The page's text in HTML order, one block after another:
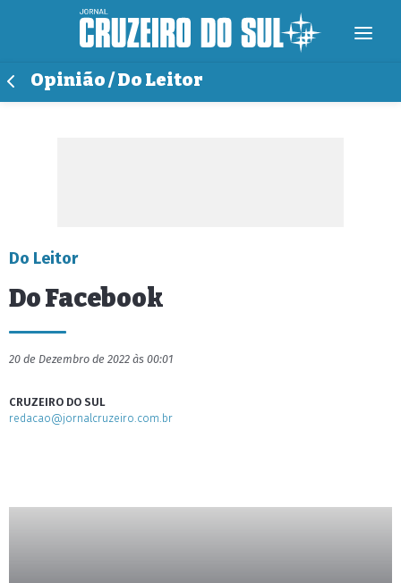
Opinião / Do Leitor
Do Leitor
Do Facebook
20 de Dezembro de 2022 às 00:01
CRUZEIRO DO SUL
redacao@jornalcruzeiro.com.br